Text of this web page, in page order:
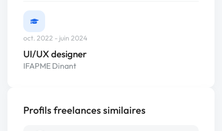
oct. 2022 - juin 2024
UI/UX designer
IFAPME Dinant
Profils freelances similaires